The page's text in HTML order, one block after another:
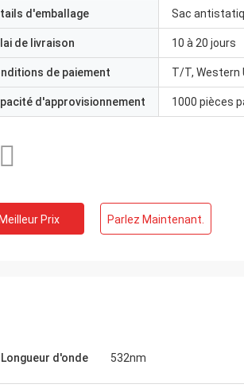
d'emballage Sac
de livraison 10 à 20 jours
de paiement T/T, Western
d'approvisionnement 1000 pièces
Meilleur Prix Parlez Maintenant.
Longueur d'onde 532nm